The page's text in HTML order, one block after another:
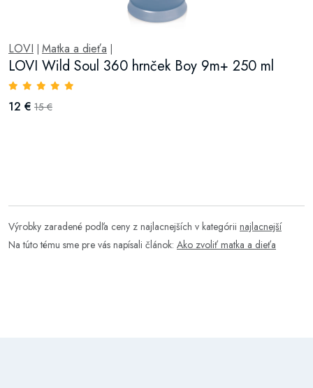
LOVI Matka a dieťa
LOVI Wild Soul 360 hrnček Boy 9m+ 250 ml
12 € 15 €
Výrobky zaradené podľa ceny z najlacnejších v kategórii najlacnejší
Na túto tému sme pre vás napísali článok: Ako zvoliť matka a dieťa